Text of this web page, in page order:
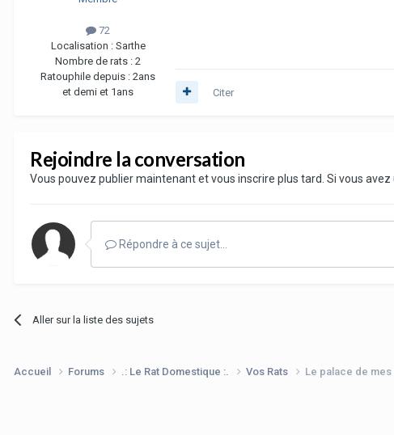
72
Localisation : Sarthe
Nombre de rats : 2
Ratouphile depuis : 2ans
et demi et 1ans
Citer
Rejoindre la conversation
Vous pouvez publier maintenant et vous inscrire plus tard. Si vous avez
Répondre à ce sujet…
Aller sur la liste des sujets
Accueil Forums .: Le Rat Domestique :. Vos Rats Le palace de